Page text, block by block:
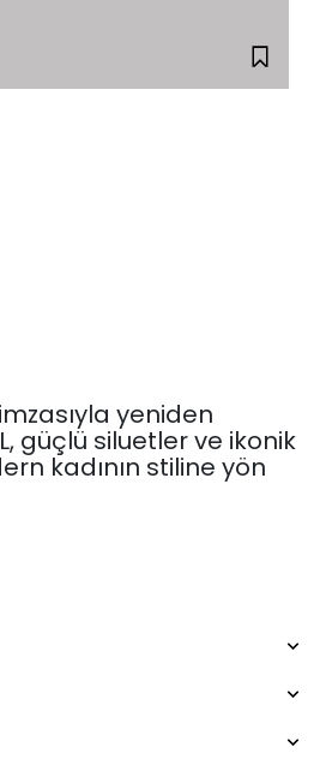
yeniden
güçlü siluetler ve ikonik
kadının stiline yön